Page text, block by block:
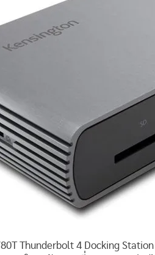
Thunderbolt 4 Docking